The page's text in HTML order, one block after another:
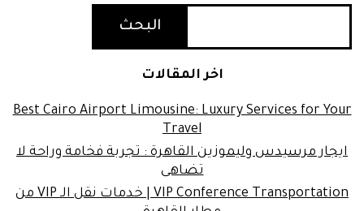
البحث
اخر المقالات
Best Cairo Airport Limousine: Luxury Services for Your
Travel
ايجار مرسيدس وليموزين القاهرة : تجربة فخامة وراحة لا
تضاهى
VIP Conference Transportation | خدمات نقل الـ VIP من